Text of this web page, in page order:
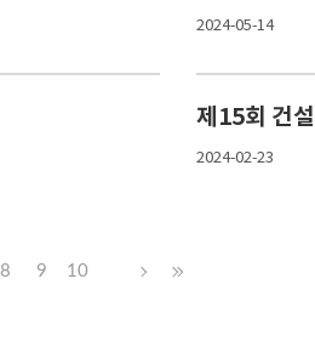
2024-05-14
제15회 건
2024-02-23
8 9 10